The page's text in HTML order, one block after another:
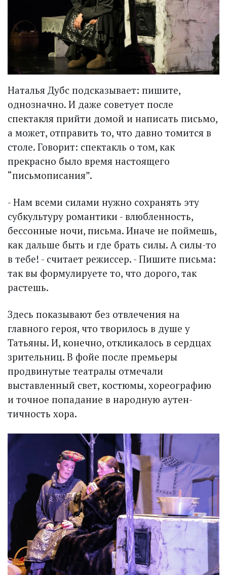
Наталья Дубс подсказывает: пишите,
однозначно. И даже советует после
спектакля прийти домой и написать письмо,
а может, отправить то, что давно томится в
столе. Говорит: спектакль о том, как
прекрасно было время настоящего
“письмописания”.
- Нам всеми силами нужно сохранять эту
субкультуру романтики - влюбленность,
бессонные ночи, письма. Иначе не поймешь,
как дальше быть и где брать силы. А силы-то
в тебе! - считает режиссер. - Пишите письма:
так вы формулируете то, что дорого, так
растешь.
Здесь показывают без отвлечения на
главного героя, что творилось в душе у
Татьяны. И, конечно, откликалось в сердцах
зрительниц. В фойе после премьеры
продвинутые театралы отмечали
выставленный свет, костюмы, хореографию
и точное попадание в народную аутен­
тичность хора.